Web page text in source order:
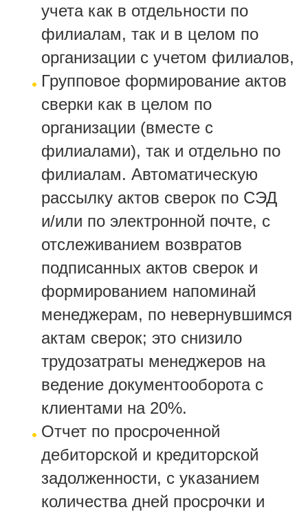
учета как в отдельности по
филиалам, так и в целом по
организации с учетом филиалов,
Групповое формирование актов
сверки как в целом по
организации (вместе с
филиалами), так и отдельно по
филиалам. Автоматическую
рассылку актов сверок по СЭД
и/или по электронной почте, с
отслеживанием возвратов
подписанных актов сверок и
формированием напоминай
менеджерам, по невернувшимся
актам сверок; это снизило
трудозатраты менеджеров на
ведение документооборота с
клиентами на 20%.
Отчет по просроченной
дебиторской и кредиторской
задолженности, с указанием
количества дней просрочки и